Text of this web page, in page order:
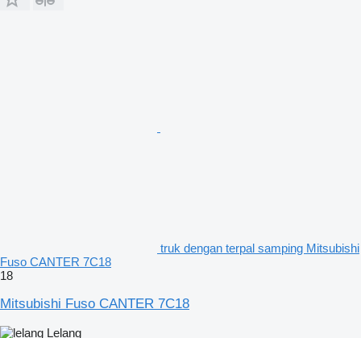
truk dengan terpal samping Mitsubishi
Fuso CANTER 7C18
18
Mitsubishi Fuso CANTER 7C18
Lelang